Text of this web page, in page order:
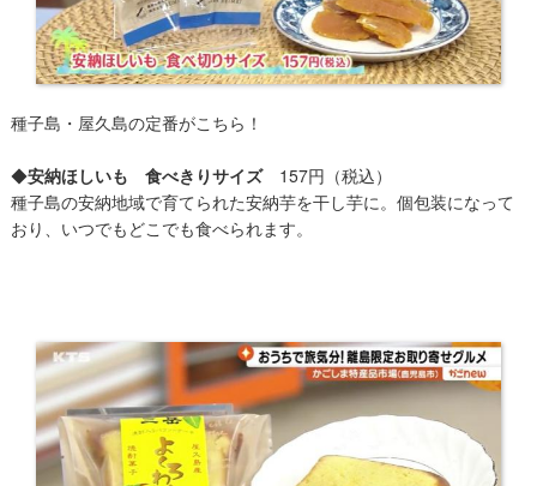
種子島・屋久島の定番がこちら！
◆安納ほしいも 食べきりサイズ157円（税込）
種子島の安納地域で育てられた安納芋を干し芋に。個包装になって
おり、いつでもどこでも食べられます。